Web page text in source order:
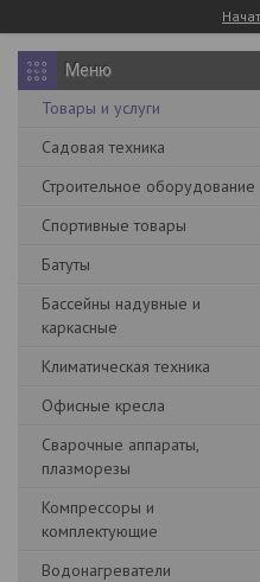
Товары и услуги
Садовая техника
Строительное оборудование
Спортивные товары
Батуты
Бассейны надувные и
каркасные
Климатическая техника
Офисные кресла
Сварочные аппараты,
плазморезы
Компрессоры и
комплектующие
Водонагреватели